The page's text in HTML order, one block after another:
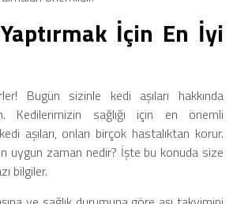
Yaptırmak İçin En İyi
Bugün sizinle kedi aşıları hakkında
Kedilerimizin sağlığı için en önemli
aşıları, onları birçok hastalıktan korur.
uygun zaman nedir? İşte bu konuda size
bilgiler.